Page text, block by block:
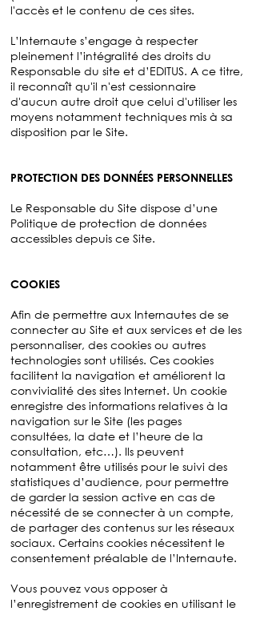
l'accès et le contenu de ces sites.
L’Internaute s’engage à respecter
pleinement l’intégralité des droits du
Responsable du site et d’EDITUS. A ce titre,
il reconnaît qu'il n'est cessionnaire
d'aucun autre droit que celui d'utiliser les
moyens notamment techniques mis à sa
disposition par le Site.
PROTECTION DES DONNÉES PERSONNELLES
Le Responsable du Site dispose d’une
Politique de protection de données
accessibles depuis ce Site.
COOKIES
Afin de permettre aux Internautes de se
connecter au Site et aux services et de les
personnaliser, des cookies ou autres
technologies sont utilisés. Ces cookies
facilitent la navigation et améliorent la
convivialité des sites Internet. Un cookie
enregistre des informations relatives à la
navigation sur le Site (les pages
consultées, la date et l’heure de la
consultation, etc…). Ils peuvent
notamment être utilisés pour le suivi des
statistiques d’audience, pour permettre
de garder la session active en cas de
nécessité de se connecter à un compte,
de partager des contenus sur les réseaux
sociaux. Certains cookies nécessitent le
consentement préalable de l’Internaute.
Vous pouvez vous opposer à
l’enregistrement de cookies en utilisant le